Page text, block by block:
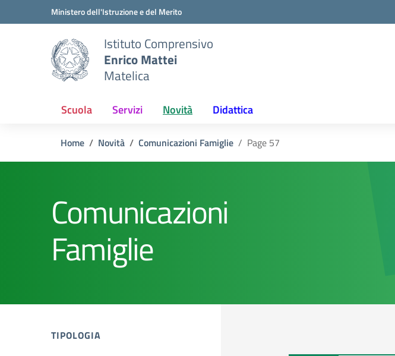
Vai ai contenuti
Vai al menu di navigazioneMinistero dell'Istruzione e del Merito
Istituto Comprensivo
Enrico Mattei
Matelica
Scuola Servizi Novità Didattica
Home Novità Comunicazioni Famiglie Page 57
Comunicazioni
Famiglie
TIPOLOGIA